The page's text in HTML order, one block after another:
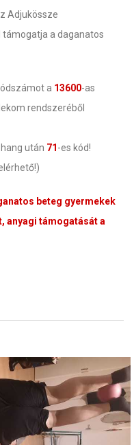
Adjukössze
a daganatos
a 13600-as
rendszeréből
után 71-es kód!
beteg gyermekek
anyagi támogatását a